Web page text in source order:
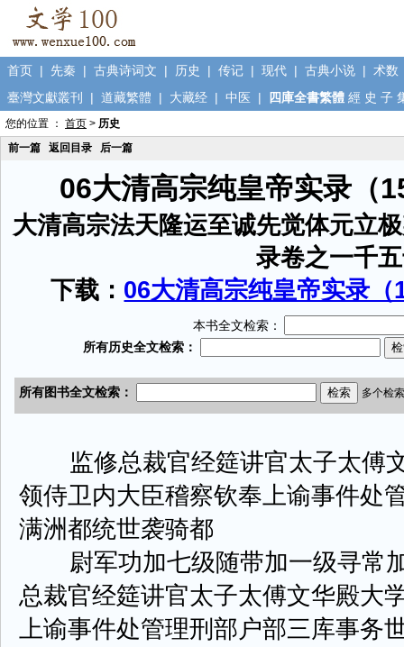
首页 | 先秦 | 古典诗词文 | 历史 | 传记 | 现代 | 古典小说 | 术数
臺灣文獻叢刊
| 道藏繁體 | 大藏经 | 中医 | 四庫全書繁體 經 史 子
您的位置 ： 首页 > 历史
前一篇
返回目录 后一篇
06大清高宗纯皇帝实录（
大清高宗法天隆运至诚先觉体元立
录卷之一千
下载： 06大清高宗纯皇帝实录
本书全文检索：
监修总裁官经筵讲官太子太傅
领侍卫内大臣稽察钦奉上谕事件处
满洲都统世袭骑都
尉军功加七级随带加一级寻常
总裁官经筵讲官太子太傅文华殿大
上谕事件处管理刑部户部三库事务